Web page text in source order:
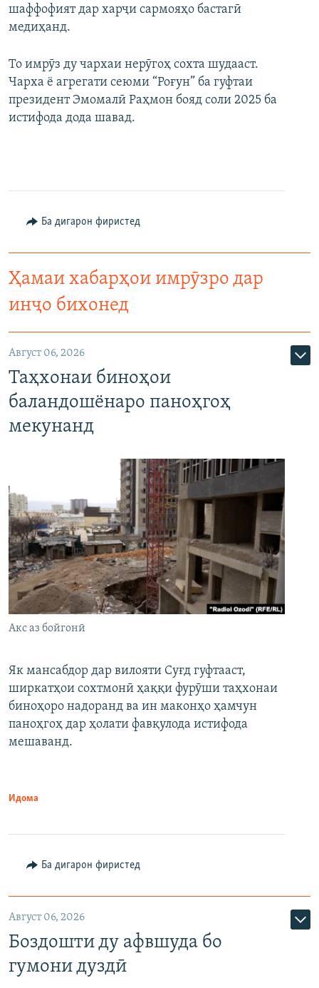
шаффофият дар харҷи сармояҳо бастагӣ
медиҳанд.
То имрӯз ду чархаи нерӯгоҳ сохта шудааст.
Чарха ё агрегати сеюми “Роғун” ба гуфтаи
президент Эмомалӣ Раҳмон бояд соли 2025 ба
истифода дода шавад.
Ба дигарон фиристед
Ҳамаи хабарҳои имрӯзро дар
инҷо бихонед
Август 06, 2026
Таҳхонаи биноҳои
баландошёнаро паноҳгоҳ
мекунанд
Акс аз бойгонӣ
Як мансабдор дар вилояти Суғд гуфтааст,
ширкатҳои сохтмонӣ ҳаққи фурӯши таҳхонаи
биноҳоро надоранд ва ин маконҳо ҳамчун
паноҳгоҳ дар ҳолати фавқулода истифода
мешаванд.
Идома
Ба дигарон фиристед
Август 06, 2026
Боздошти ду афвшуда бо
гумони дуздӣ